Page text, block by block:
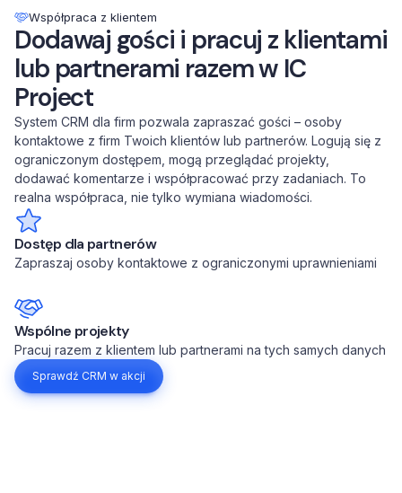
Współpraca z klientem
Dodawaj gości i pracuj z klientami
lub partnerami razem w IC
Project
System CRM dla firm pozwala zapraszać gości – osoby
kontaktowe z firm Twoich klientów lub partnerów. Logują się z
ograniczonym dostępem, mogą przeglądać projekty,
dodawać komentarze i współpracować przy zadaniach. To
realna współpraca, nie tylko wymiana wiadomości.
Dostęp dla partnerów
Zapraszaj osoby kontaktowe z ograniczonymi uprawnieniami
Wspólne projekty
Pracuj razem z klientem lub partnerami na tych samych danych
Sprawdź CRM w akcji